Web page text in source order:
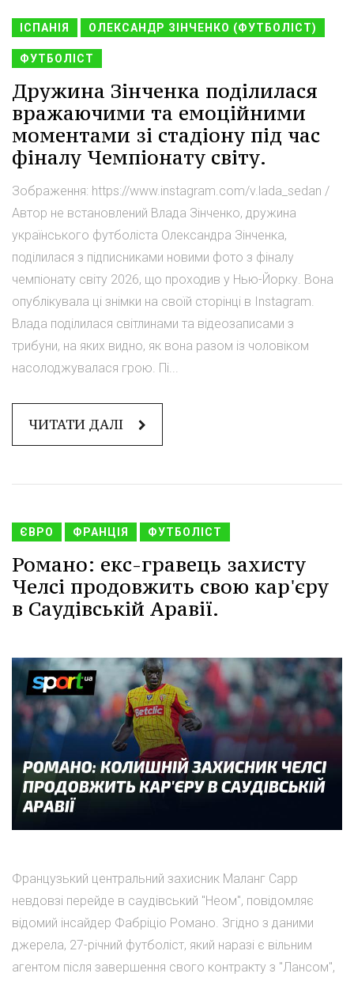
ІСПАНІЯ ОЛЕКСАНДР ЗІНЧЕНКО (ФУТБОЛІСТ)
ФУТБОЛІСТ
Дружина Зінченка поділилася
вражаючими та емоційними
моментами зі стадіону під час
фіналу Чемпіонату світу.
Зображення: https://www.instagram.com/v.lada_sedan /
Автор не встановлений Влада Зінченко, дружина
українського футболіста Олександра Зінченка,
поділилася з підписниками новими фото з фіналу
чемпіонату світу 2026, що проходив у Нью-Йорку. Вона
опублікувала ці знімки на своїй сторінці в Instagram.
Влада поділилася світлинами та відеозаписами з
трибуни, на яких видно, як вона разом із чоловіком
насолоджувалася грою. Пі...
ЧИТАТИ ДАЛІ
ЄВРО ФРАНЦІЯ ФУТБОЛІСТ
Романо: екс-гравець захисту
Челсі продовжить свою кар'єру
в Саудівській Аравії.
Французький центральний захисник Маланг Сарр
невдовзі перейде в саудівський "Неом", повідомляє
відомий інсайдер Фабріціо Романо. Згідно з даними
джерела, 27-річний футболіст, який наразі є вільним
агентом після завершення свого контракту з "Лансом",